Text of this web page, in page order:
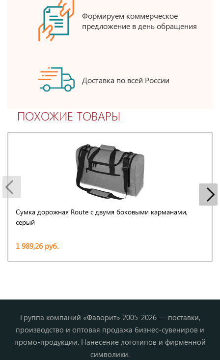
Формируем коммерческое
предложение в день обращения
Доставка по всей России
ПОХОЖИЕ ТОВАРЫ
Сумка дорожная Route с двумя боковыми карманами,
серый
1 989,26 руб.
Группа компаний «Фаворит» 2005-2026 — поставки,
производство и оптовая продажа бизнес-сувениров и
промо-продукции. Нанесение логотипов и фирменной
символики.